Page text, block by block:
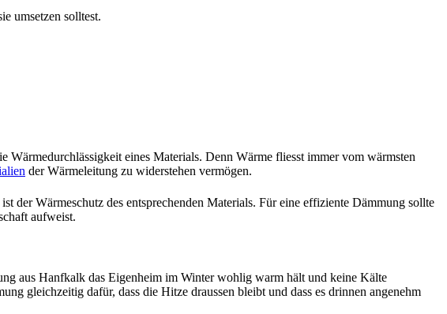
umsetzen solltest.
eines Materials. Denn Wärme fliesst immer vom wärmsten
der Wärmeleitung zu widerstehen vermögen.
der Wärmeschutz des entsprechenden Materials. Für eine effiziente Dämmung sollte
aufweist.
aus Hanfkalk das Eigenheim im Winter wohlig warm hält und keine Kälte
gleichzeitig dafür, dass die Hitze draussen bleibt und dass es drinnen angenehm